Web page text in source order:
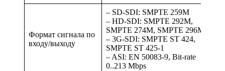
Формат сигнала по
входу/выходу
– SD-SDI: SMPTE 259M
– HD-SDI: SMPTE 292M,
SMPTE 274M, SMPTE 296M
– 3G-SDI: SMPTE ST 424,
SMPTE ST 425-1
– ASI: EN 50083-9, Bit-rate
0..213 Mbps